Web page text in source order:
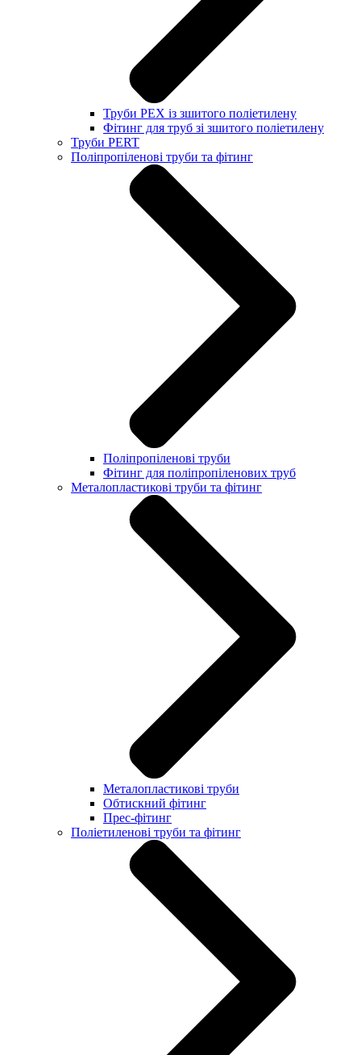
Труби PEX із зшитого поліетилену
Фітинг для труб зі зшитого поліетилену
Труби PERT
Поліпропіленові труби та фітинг
Поліпропіленові труби
Фітинг для поліпропіленових труб
Металопластикові труби та фітинг
Металопластикові труби
Обтискний фітинг
Прес-фітинг
Поліетиленові труби та фітинг